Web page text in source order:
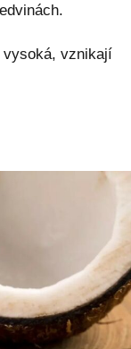
vysoká, vznikají